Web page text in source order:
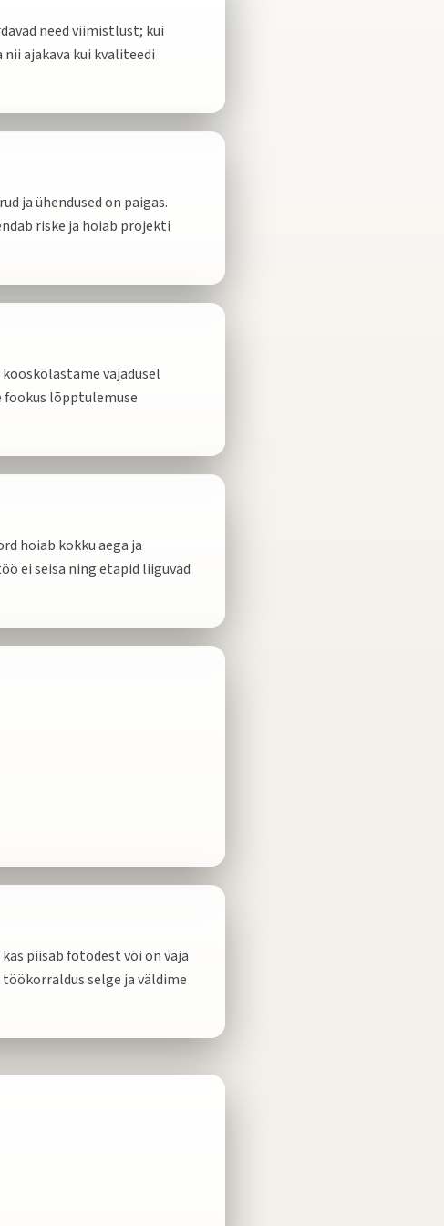
need viimistlust; kui
ajakava kui kvaliteedi
ja ühendused on paigas.
riske ja hoiab projekti
vajadusel
fookus lõpptulemuse
hoiab kokku aega ja
ei seisa ning etapid liiguvad
piisab fotodest või on vaja
selge ja väldime